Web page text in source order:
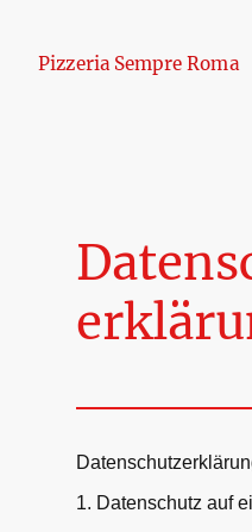
Pizzeria Sempre Roma
1. Datenschutz auf